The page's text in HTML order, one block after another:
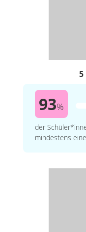
5
93%
der
mindestens